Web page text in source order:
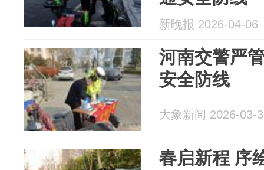
新晚报 2026-04-06
河南交警严
安全防线
大象新闻 2026-03-
春启新程 序